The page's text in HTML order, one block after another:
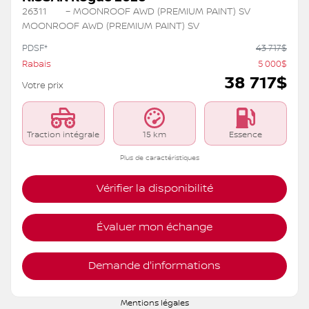
26311
– MOONROOF AWD (PREMIUM PAINT) SV
MOONROOF AWD (PREMIUM PAINT) SV
PDSF*
43 717$
Rabais
5 000$
Votre prix
38 717$
Traction intégrale 15 km Essence
Plus de caractéristiques
Vérifier la disponibilité
Évaluer mon échange
Demande d'informations
Mentions légales